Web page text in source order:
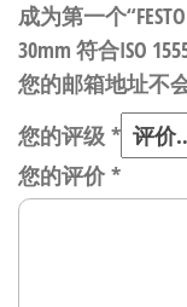
成为第一个
30mm 符合ISO
您的邮箱地址不
您的评级 *
您的评价*